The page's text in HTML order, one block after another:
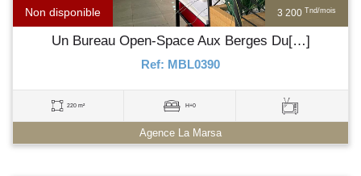
3 200 Tnd/mois
Non disponible
Un Bureau Open-Space Aux Berges Du[…]
Ref: MBL0390
220 m² H+0
Agence La Marsa